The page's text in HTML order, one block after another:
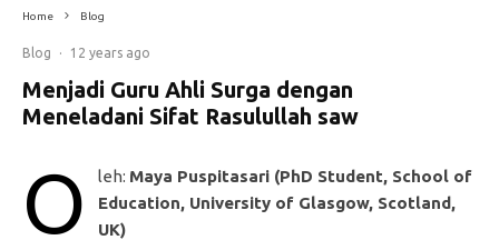
Home Blog
Blog · 12 years ago
Menjadi Guru Ahli Surga dengan
Meneladani Sifat Rasulullah saw
O leh: Maya Puspitasari (PhD Student, School of
Education, University of Glasgow, Scotland,
UK)